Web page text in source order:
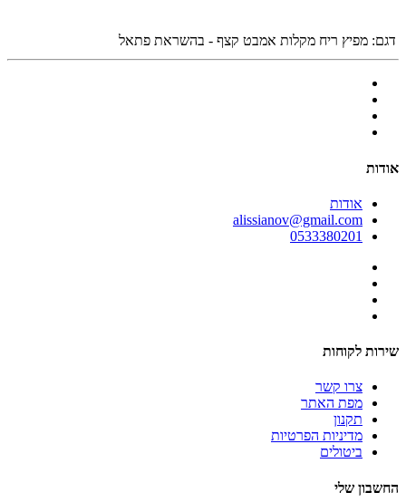
דגם: מפיץ ריח מקלות אמבט קצף - בהשראת פתאל
אודות
אודות
alissianov@gmail.com
0533380201
שירות לקוחות
צרו קשר
מפת האתר
תקנון
מדיניות הפרטיות
ביטולים
החשבון שלי